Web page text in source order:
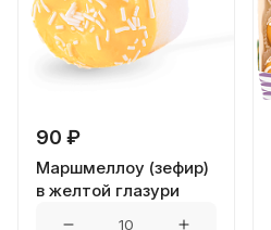
90 ₽
Маршмеллоу (зефир)
в желтой глазури